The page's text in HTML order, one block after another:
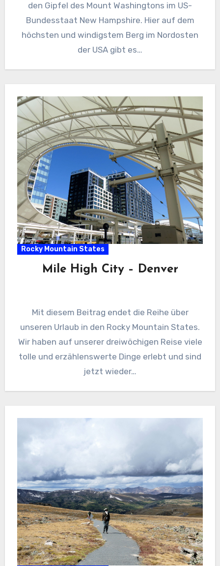
den Gipfel des Mount Washingtons im US-
Bundesstaat New Hampshire. Hier auf dem
höchsten und windigstem Berg im Nordosten
der USA gibt es…
Rocky Mountain States
Mile High City – Denver
Mit diesem Beitrag endet die Reihe über
unseren Urlaub in den Rocky Mountain States.
Wir haben auf unserer dreiwöchigen Reise viele
tolle und erzählenswerte Dinge erlebt und sind
jetzt wieder…